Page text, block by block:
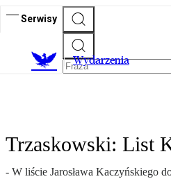
Serwisy
Wydarzenia
Trzaskowski: List
- W liście Jarosława Kaczyńskiego